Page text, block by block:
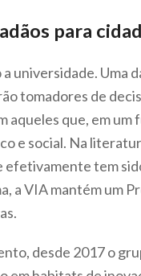
para
universidade. Uma
tomadores de
aqueles que, em
e social. Na
tem
VIA mantém um
desde 2017 o